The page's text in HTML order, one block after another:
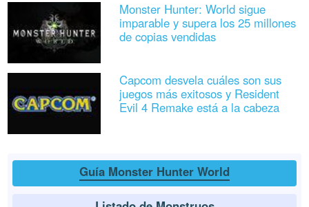
Monster Hunter: World sigue
imparable y supera los 25 millones
de copias vendidas
Capcom desvela cuáles son sus
juegos más exitosos y Resident
Evil 4 Remake está a la cabeza
Guía Monster Hunter World